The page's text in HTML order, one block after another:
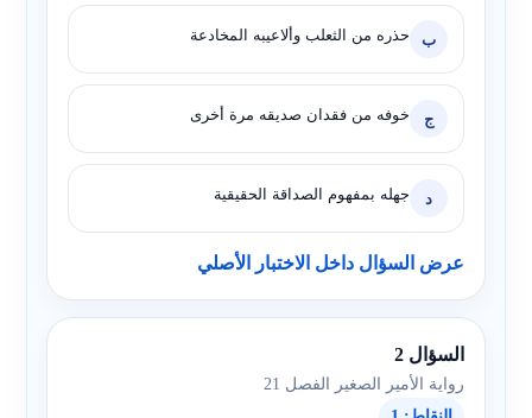
ب حذره من الثعلب وألاعيبه المخادعة
ج خوفه من فقدان صديقه مرة أخرى
د جهله بمفهوم الصداقة الحقيقية
عرض السؤال داخل الاختبار الأصلي
السؤال 2
رواية الأمير الصغير الفصل 21